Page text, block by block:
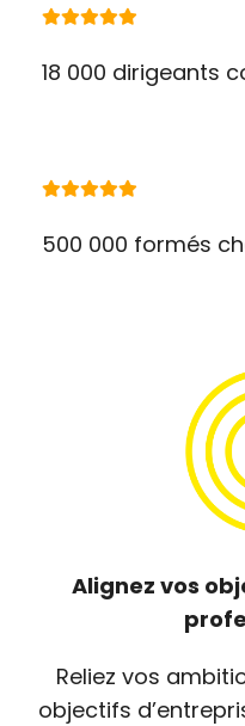
18 000 dirigeants
500 000 formés
Alignez vos
Reliez vos
objectifs